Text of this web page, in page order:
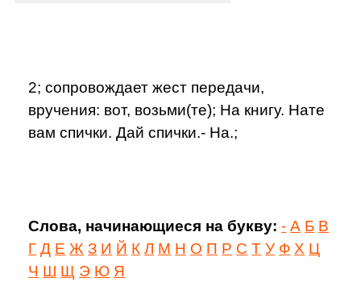
2; сопровождает жест передачи,
вручения: вот, возьми(те); На книгу. Нате
вам спички. Дай спички.- На.;
Слова, начинающиеся на букву: - А Б В
Г Д Е Ж З И Й К Л М Н О П Р С Т У Ф Х Ц
Ч Ш Щ Э Ю Я